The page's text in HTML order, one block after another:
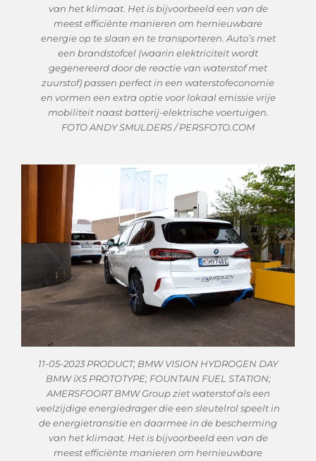
van het klimaat. Het is bijvoorbeeld een van de
meest efficiënte manieren om hernieuwbare
energie op te slaan en te transporteren. Auto’s met
een brandstofcel (waarin elektriciteit wordt
gegenereerd door de reactie van waterstof met
zuurstof) passen perfect in een waterstofeconomie
en vormen een extra optie voor lokaal emissie vrije
mobiliteit naast batterij-elektrische voertuigen.
FOTO ANDY SMULDERS / PERSFOTO.COM
11-05-2023 PRODUCT; BMW VISION HYDROGEN DAY
BMW iX5 PROTOTYPE; FOUNTAIN FUEL STATION;
AMERSFOORT BMW Group ziet waterstof als een
veelzijdige energiedrager die een sleutelrol speelt in
de energietransitie en daarmee in de bescherming
van het klimaat. Het is bijvoorbeeld een van de
meest efficiënte manieren om hernieuwbare